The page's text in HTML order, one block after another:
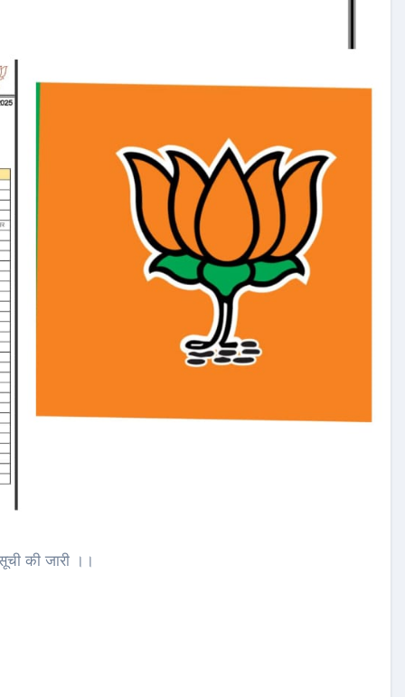
की जारी ।।
में पुराने
पूर्व
EO
उत्तरकाशी की स्वतंत्री
बधानी समेत 13 महिलाओं का
चयन हुआ
sarutalsandesh.com
2026